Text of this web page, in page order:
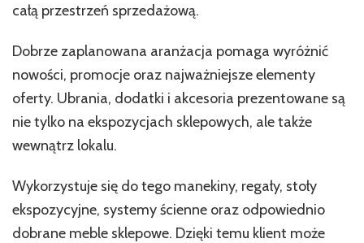
całą przestrzeń sprzedażową.
Dobrze zaplanowana aranżacja pomaga wyróżnić
nowości, promocje oraz najważniejsze elementy
oferty. Ubrania, dodatki i akcesoria prezentowane są
nie tylko na ekspozycjach sklepowych, ale także
wewnątrz lokalu.
Wykorzystuje się do tego manekiny, regały, stoły
ekspozycyjne, systemy ścienne oraz odpowiednio
dobrane meble sklepowe. Dzięki temu klient może